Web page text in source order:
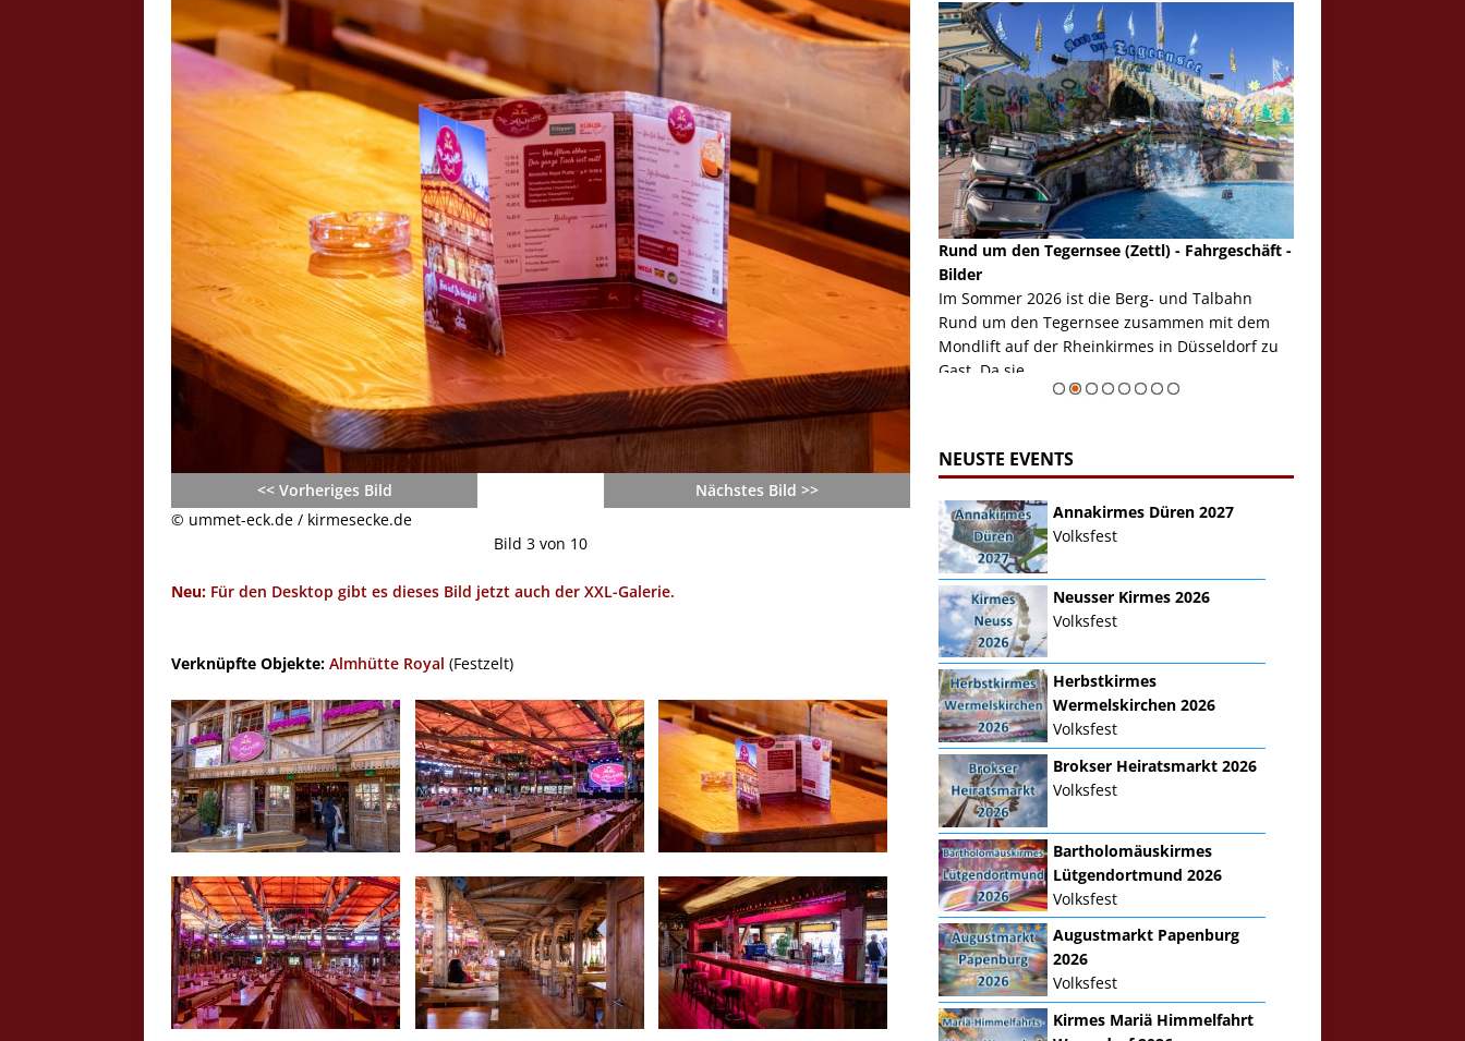
<< Vorheriges Bild
Nächstes Bild >>
© ummet-eck.de / kirmesecke.de
Bild 3 von 10
Neu: Für den Desktop gibt es dieses Bild jetzt auch der XXL-Galerie.
Verknüpfte Objekte: Almhütte Royal (Festzelt)
Rheinkirmes Düsseldorf 2022
Auch im Jahr 2026 immer noch mal einen Blick
Wert, die Rheinkirmes aus dem Jahr 2022. Am
Sonntag Nachmittag waren wir bei herrlichem
Sommerw...
Zur Bildgalerie
Rund um den Tegernsee (Zettl) - Fahrgeschäft -
Bilder
Im Sommer 2026 ist die Berg- und Talbahn
Rund um den Tegernsee zusammen mit dem
Mondlift auf der Rheinkirmes in Düsseldorf zu
Gast. Da sie ...
Crazy Outback (Kollmann) - Laufgeschäft -
Bilder
Schau Dir hier Bilder vom Laufgeschäft "Crazy
Outback" an.
Zur Bildgalerie
NEUSTE EVENTS
Annakirmes Düren 2027
Volksfest
Neusser Kirmes 2026
Volksfest
Herbstkirmes
Wermelskirchen 2026
Volksfest
Brokser Heiratsmarkt 2026
Volksfest
Bartholomäuskirmes
Lütgendortmund 2026
Volksfest
Augustmarkt Papenburg
2026
Volksfest
Kirmes Mariä Himmelfahrt